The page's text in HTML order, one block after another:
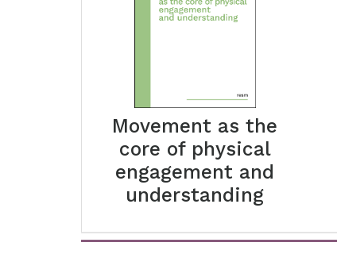
Movement as the
core of physical
engagement and
understanding